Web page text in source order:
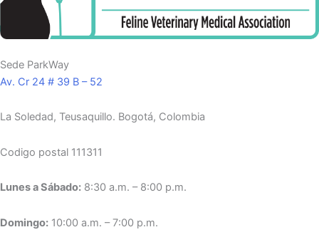
Sede ParkWay
Av. Cr 24 # 39 B – 52
La Soledad, Teusaquillo. Bogotá, Colombia
Codigo postal 111311
Lunes a Sábado: 8:30 a.m. – 8:00 p.m.
Domingo: 10:00 a.m. – 7:00 p.m.